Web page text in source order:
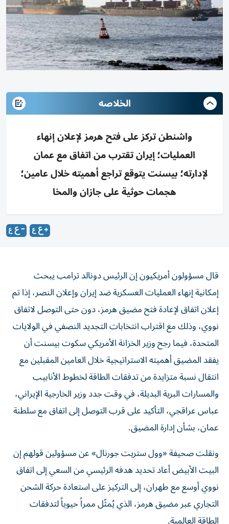
الخلاصه
واشنطن تركز على فتح هرمز لإعلان إنهاء
العمليات؛ إيران تقترب من اتفاق مع عمان
لإدارته؛ بيسنت يتوقع تراجع أهميته خلال عامين؛
هجمات حوثية على جازان والمخا
قال مسؤولون أمريكيون إن الرئيس دونالد ترامب يبحث
إمكانية إنهاء العمليات العسكرية ضد إيران وإعلان النصر، إذا تم
إعلان اتفاق لإعادة فتح مضيق هرمز، دون حتى التوصل لاتفاق
نووي، وذلك مع اقتراب انتخابات التجديد النصفي في الولايات
المتحدة، فيما رجح وزير الخزانة الأمريكي سكوت بيسنت أن
يفقد المضيق أهميته الاستراتيجية خلال العامين المقبلين مع
انتقال نسبة متزايدة من تدفقات الطاقة لخطوط الأنابيب
والمسارات البرية البديلة، في وقت جدد وزير الخارجية الإيراني،
عباس عراقجي، التأكيد على قرب التوصل إلى اتفاق مع سلطنة
عمان، بشأن إدارة المضيق.
البيت الأبيض أعاد تحديد هدفه الرئيسي من السعي إلى اتفاق
نووي أوسع مع طهران، إلى التركيز على استعادة حركة الشحن
التجاري عبر مضيق هرمز، الذي يُمثّل ممراً حيوياً لتدفقات
الطاقة العالمية.